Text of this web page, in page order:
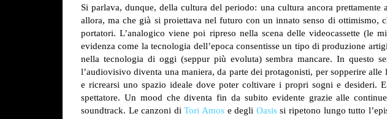
Si parlava, dunque, della cultura del periodo: una cultura ancora
allora, ma che già si proiettava nel futuro con un innato senso di ottimismo,
portatori. L’analogico viene poi ripreso nella scena delle videocassette (le
evidenza come la tecnologia dell’epoca consentisse un tipo di produzione
nella tecnologia di oggi (seppur più evoluta) sembra mancare. In questo
l’audiovisivo diventa una maniera, da parte dei protagonisti, per sopperire
e ricrearsi uno spazio ideale dove poter coltivare i propri sogni e desideri.
spettatore. Un mood che diventa fin da subito evidente grazie alle
soundtrack. Le canzoni diTori Amos e degli Oasissi ripetono lungo tutto